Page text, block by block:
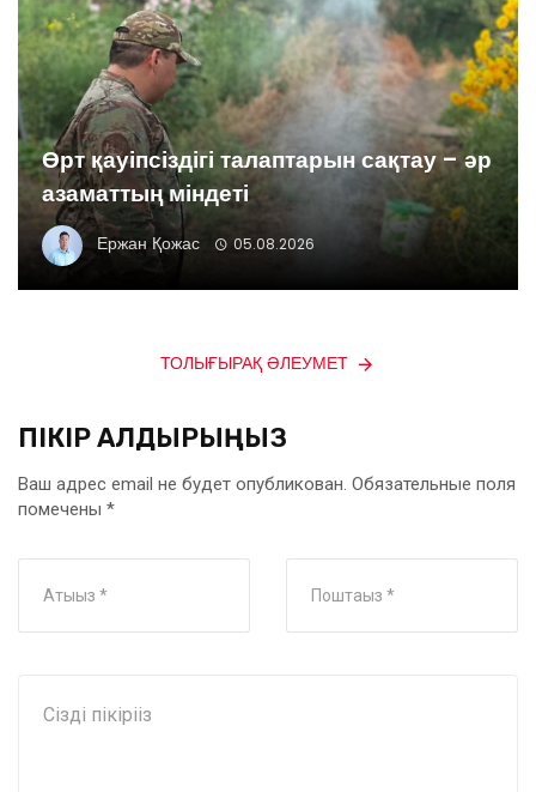
Өрт қауіпсіздігі талаптарын сақтау – әр
азаматтың міндеті
Ержан Қожас 05.08.2026
ТОЛЫҒЫРАҚ ӘЛЕУМЕТ
ПІКІР ҚАЛДЫРЫҢЫЗ
Ваш адрес email не будет опубликован. Обязательные поля
помечены *